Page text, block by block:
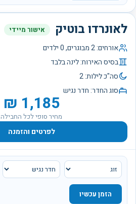
לאונרדו בוטיק אישור מיידי
אורחים:2מבוגרים,0ילדים
בסיס האירוח:לינה בלבד
סה"כ לילות:2
סוג החדר:חדר נגיש
1,185
₪
מחיר סופי לכל החבילה
לפרטים והזמנה
הזמן עכשיו